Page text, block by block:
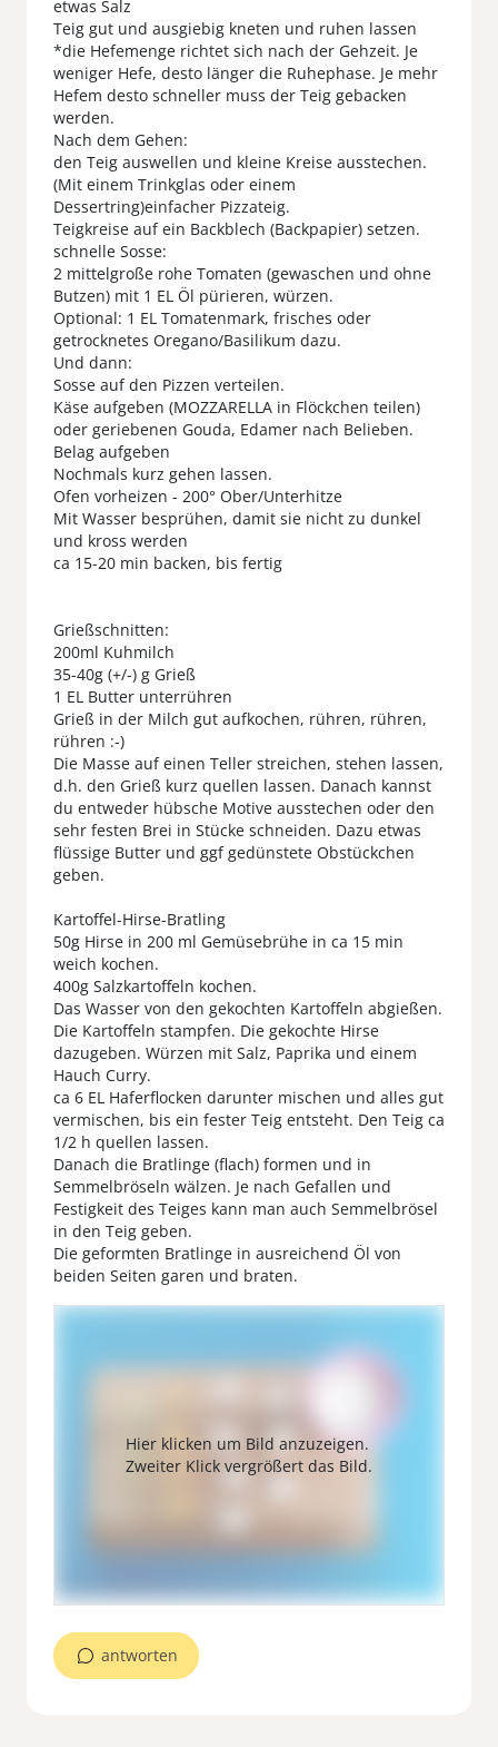
etwas Salz
Teig gut und ausgiebig kneten und ruhen lassen
*die Hefemenge richtet sich nach der Gehzeit. Je
weniger Hefe, desto länger die Ruhephase. Je mehr
Hefem desto schneller muss der Teig gebacken
werden.
Nach dem Gehen:
den Teig auswellen und kleine Kreise ausstechen.
(Mit einem Trinkglas oder einem
Dessertring)einfacher Pizzateig.
Teigkreise auf ein Backblech (Backpapier) setzen.
schnelle Sosse:
2 mittelgroße rohe Tomaten (gewaschen und ohne
Butzen) mit 1 EL Öl pürieren, würzen.
Optional: 1 EL Tomatenmark, frisches oder
getrocknetes Oregano/Basilikum dazu.
Und dann:
Sosse auf den Pizzen verteilen.
Käse aufgeben (MOZZARELLA in Flöckchen teilen)
oder geriebenen Gouda, Edamer nach Belieben.
Belag aufgeben
Nochmals kurz gehen lassen.
Ofen vorheizen - 200° Ober/Unterhitze
Mit Wasser besprühen, damit sie nicht zu dunkel
und kross werden
ca 15-20 min backen, bis fertig
Grießschnitten:
200ml Kuhmilch
35-40g (+/-) g Grieß
1 EL Butter unterrühren
Grieß in der Milch gut aufkochen, rühren, rühren,
rühren :-)
Die Masse auf einen Teller streichen, stehen lassen,
d.h. den Grieß kurz quellen lassen. Danach kannst
du entweder hübsche Motive ausstechen oder den
sehr festen Brei in Stücke schneiden. Dazu etwas
flüssige Butter und ggf gedünstete Obstückchen
geben.
Kartoffel-Hirse-Bratling
50g Hirse in 200 ml Gemüsebrühe in ca 15 min
weich kochen.
400g Salzkartoffeln kochen.
Das Wasser von den gekochten Kartoffeln abgießen.
Die Kartoffeln stampfen. Die gekochte Hirse
dazugeben. Würzen mit Salz, Paprika und einem
Hauch Curry.
ca 6 EL Haferflocken darunter mischen und alles gut
vermischen, bis ein fester Teig entsteht. Den Teig ca
1/2 h quellen lassen.
Danach die Bratlinge (flach) formen und in
Semmelbröseln wälzen. Je nach Gefallen und
Festigkeit des Teiges kann man auch Semmelbrösel
in den Teig geben.
Die geformten Bratlinge in ausreichend Öl von
beiden Seiten garen und braten.
antworten